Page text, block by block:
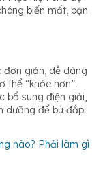
biến mất, bạn
đơn giản, dễ dàng
thể “khỏe hơn”.
bổ sung điện giải,
dưỡng để bù đắp
nào? Phải làm gì